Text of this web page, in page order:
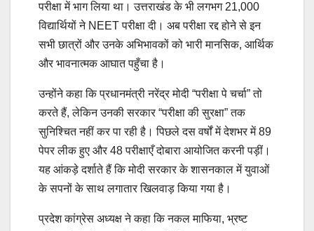
परीक्षा में भाग लिया था। उत्तराखंड के भी लगभग 21,000
विद्यार्थियों ने NEET परीक्षा दी। अब परीक्षा रद्द होने से इन
सभी छात्रों और उनके अभिभावकों को भारी मानसिक, आर्थिक
और भावनात्मक आघात पहुँचा है।
उन्होंने कहा कि प्रधानमंत्री नरेंद्र मोदी “परीक्षा पे चर्चा” तो
करते हैं, लेकिन उनकी सरकार “परीक्षा की सुरक्षा” तक
सुनिश्चित नहीं कर पा रही है। पिछले दस वर्षों में देशभर में 89
पेपर लीक हुए और 48 परीक्षाएँ दोबारा आयोजित करनी पड़ीं।
यह आंकड़े दर्शाते हैं कि मोदी सरकार के शासनकाल में युवाओं
के सपनों के साथ लगातार खिलवाड़ किया गया है।
प्रदेश कांग्रेस अध्यक्ष ने कहा कि नकल माफिया, भ्रष्ट